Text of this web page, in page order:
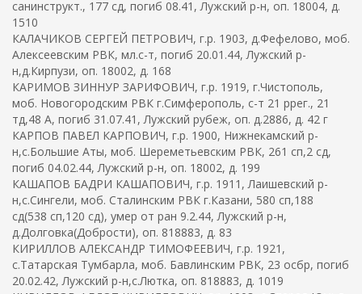
санинструкт., 177 сд, погиб 08.41, Лужский р-н, оп. 18004, д.
1510
КАЛАЧИКОВ СЕРГЕЙ ПЕТРОВИЧ, г.р. 1903, д.Фефелово, моб.
Алексеевским РВК, мл.с-т, погиб 20.01.44, Лужский р-
н,д.Кирпузи, оп. 18002, д. 168
КАРИМОВ ЗИННУР ЗАРИФОВИЧ, г.р. 1919, г.Чистополь,
моб. Новогородским РВК г.Симферополь, с-т 21 ррег., 21
тд,48 А, погиб 31.07.41, Лужский рубеж, оп. д.2886, д. 42 г
КАРПОВ ПАВЕЛ КАРПОВИЧ, г.р. 1900, Нижнекамский р-
н,с.Большие Аты, моб. Шереметьевским РВК, 261 сп,2 сд,
погиб 04.02.44, Лужский р-н, оп. 18002, д. 199
КАШАПОВ БАДРИ КАШАПОВИЧ, г.р. 1911, Лаишевский р-
н,с.Сингели, моб. Сталинским РВК г.Казани, 580 сп,188
сд(538 сп,120 сд), умер от ран 9.2.44, Лужский р-н,
д.Долговка(Добрости), оп. 818883, д. 83
КИРИЛЛОВ АЛЕКСАНДР ТИМОФЕЕВИЧ, г.р. 1921,
с.Татарская Тумбарла, моб. Бавлинским РВК, 23 осбр, погиб
20.02.42, Лужский р-н,с.Лютка, оп. 818883, д. 1019